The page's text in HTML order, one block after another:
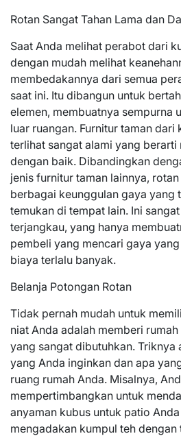
Rotan Sangat Tahan Lama dan
Saat Anda melihat perabot dari
dengan mudah melihat
membedakannya dari semua
saat ini. Itu dibangun untuk
elemen, membuatnya sempurna
luar ruangan. Furnitur taman dari
terlihat sangat alami yang
dengan baik. Dibandingkan
jenis furnitur taman lainnya,
berbagai keunggulan gaya yang
temukan di tempat lain. Ini
terjangkau, yang hanya
pembeli yang mencari gaya
biaya terlalu banyak.
Belanja Potongan Rotan
Tidak pernah mudah untuk
niat Anda adalah memberi
yang sangat dibutuhkan. Triknya
yang Anda inginkan dan apa
ruang rumah Anda. Misalnya,
mempertimbangkan untuk
anyaman kubus untuk patio
mengadakan kumpul teh dengan